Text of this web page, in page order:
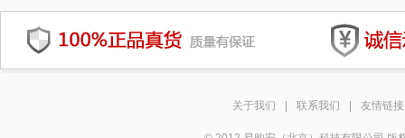
关于我们 联系我们 友情链接